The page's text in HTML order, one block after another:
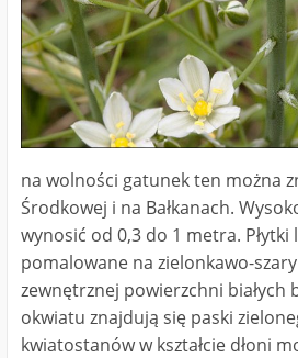
na wolności gatunek ten można
Środkowej i na Bałkanach.
wynosić od 0,3 do 1 metra. Płytki
pomalowane na zielonkawo-
zewnętrznej powierzchni białych
okwiatu znajdują się paski
kwiatostanów w kształcie dłoni